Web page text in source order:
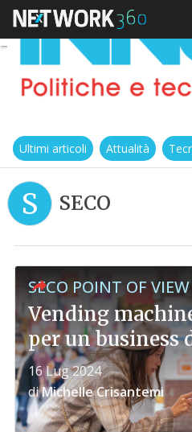
Ultimi articoli Attualità
S SECO
SECO POINT OF VIEW
Vending
per un business
16 Lug 2024
diMichelle Crisantemi